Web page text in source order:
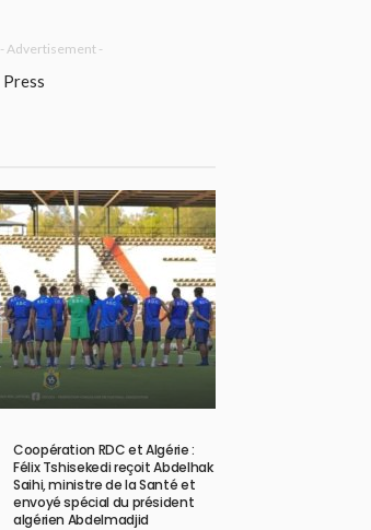
- Advertisement -
Coopération RDC et Algérie :
Félix Tshisekedi reçoit Abdelhak
Saihi, ministre de la Santé et
envoyé spécial du président
algérien Abdelmadjid